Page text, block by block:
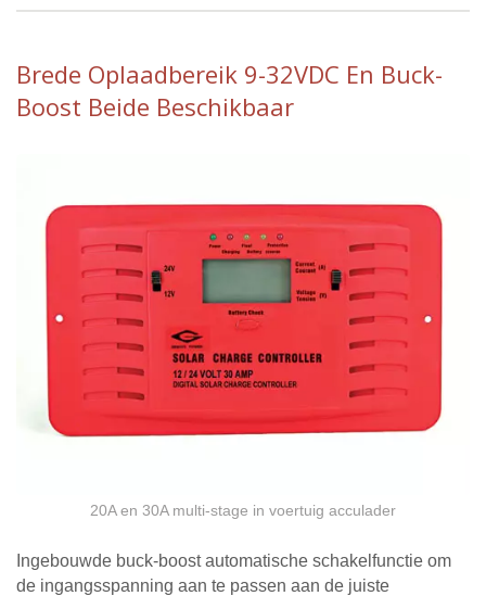
Brede Oplaadbereik 9-32VDC En Buck-
Boost Beide Beschikbaar
20A en 30A multi-stage in voertuig acculader
Ingebouwde buck-boost automatische schakelfunctie om
de ingangsspanning aan te passen aan de juiste